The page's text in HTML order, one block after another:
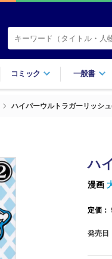
コミック 一般書
ハイパーウルトラガーリッシ
ハ
漫画
定価：
発売日